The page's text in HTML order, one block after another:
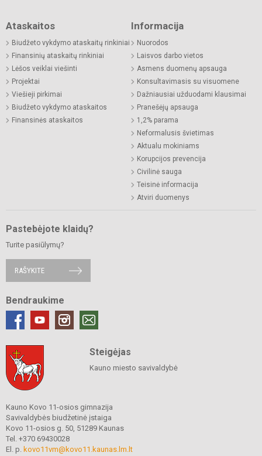
Ataskaitos
Biudžeto vykdymo ataskaitų rinkiniai
Finansinių ataskaitų rinkiniai
Lėšos veiklai viešinti
Projektai
Viešieji pirkimai
Biudžeto vykdymo ataskaitos
Finansinės ataskaitos
Informacija
Nuorodos
Laisvos darbo vietos
Asmens duomenų apsauga
Konsultavimasis su visuomene
Dažniausiai užduodami klausimai
Pranešėjų apsauga
1,2% parama
Neformalusis švietimas
Aktualu mokiniams
Korupcijos prevencija
Civilinė sauga
Teisinė informacija
Atviri duomenys
Pastebėjote klaidų?
Turite pasiūlymų?
RAŠYKITE
Bendraukime
Steigėjas
Kauno miesto savivaldybė
Kauno Kovo 11-osios gimnazija
Savivaldybės biudžetinė įstaiga
Kovo 11-osios g. 50, 51289 Kaunas
Tel. +370 69430028
El. p. kovo11vm@kovo11.kaunas.lm.lt